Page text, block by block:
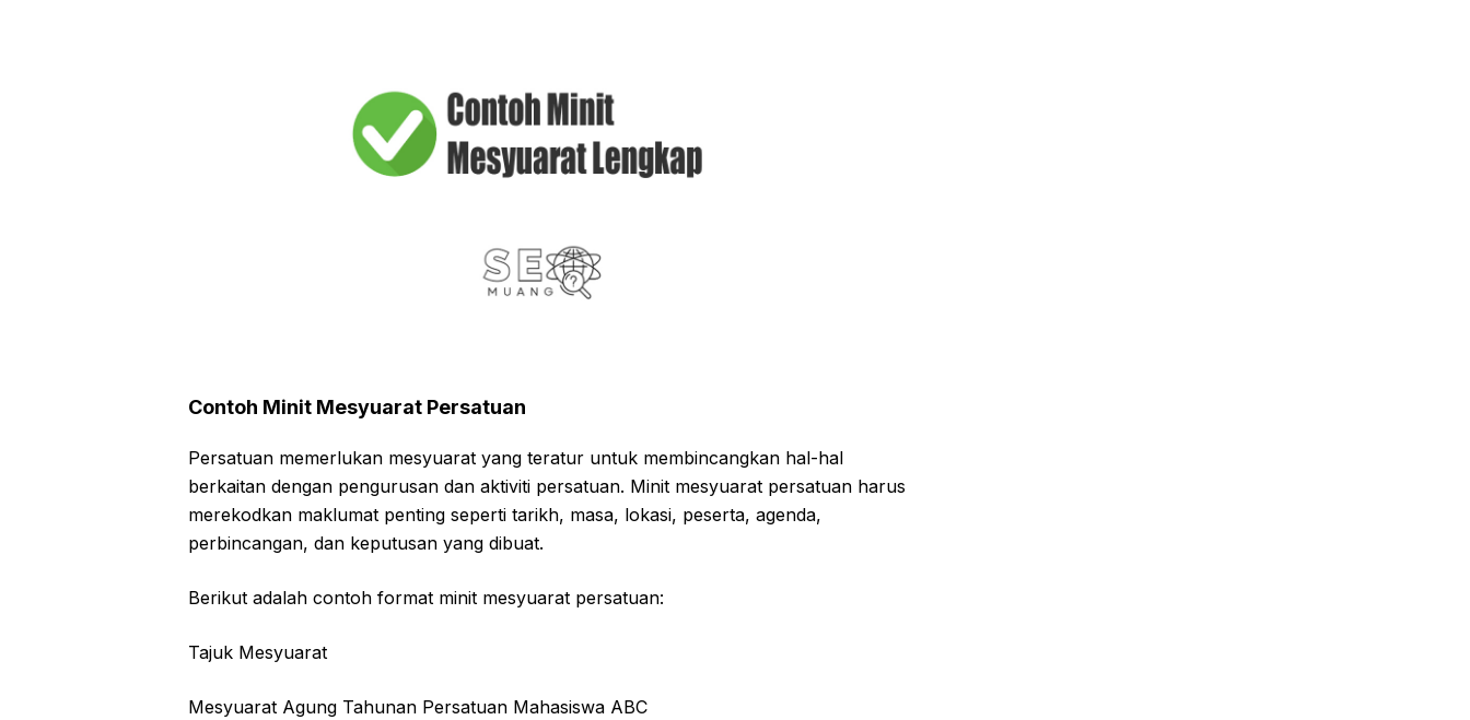
Contoh Minit Mesyuarat Persatuan
Persatuan memerlukan mesyuarat yang teratur untuk membincangkan hal-hal
berkaitan dengan pengurusan dan aktiviti persatuan. Minit mesyuarat persatuan harus
merekodkan maklumat penting seperti tarikh, masa, lokasi, peserta, agenda,
perbincangan, dan keputusan yang dibuat.
Berikut adalah contoh format minit mesyuarat persatuan:
Tajuk Mesyuarat
Mesyuarat Agung Tahunan Persatuan Mahasiswa ABC